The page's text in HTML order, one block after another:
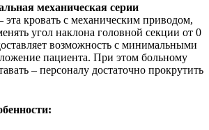
механическая серии
эта кровать с механическим приводом,
угол наклона головной секции от 0
возможность с минимальными
пациента. При этом больному
– персоналу достаточно прокрутить